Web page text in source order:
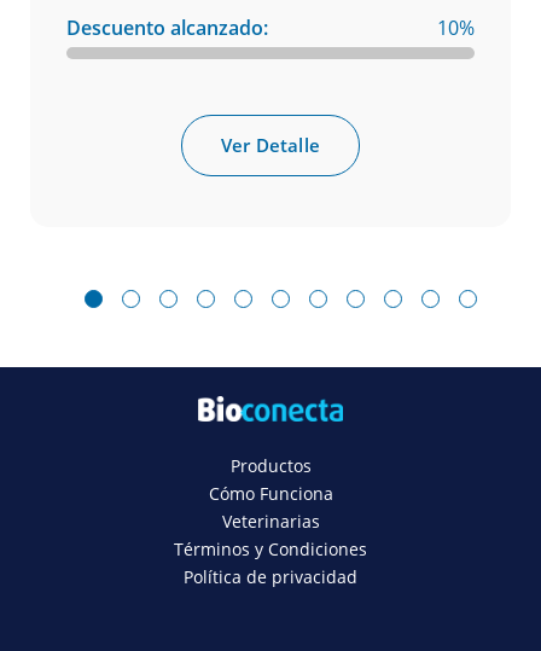
Descuento alcanzado: 10%
Ver Detalle
1 2 3 4 5 6 7 8 9 10 11
Productos
Cómo Funciona
Veterinarias
Términos y Condiciones
Política de privacidad